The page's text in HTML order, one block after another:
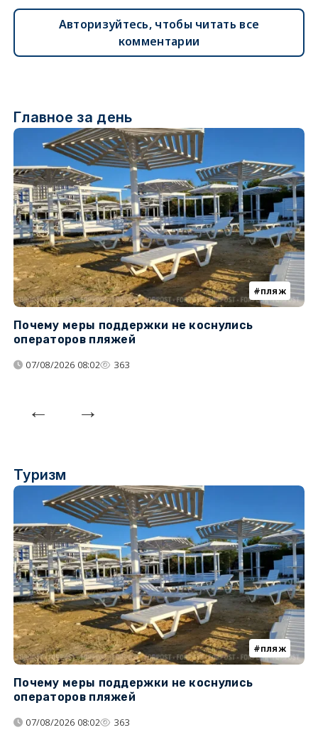
Авторизуйтесь, чтобы читать все
комментарии
Главное за день
пляж
Почему меры поддержки не коснулись
операторов пляжей
07/08/2026 08:02 363
Туризм
пляж
Почему меры поддержки не коснулись
операторов пляжей
07/08/2026 08:02 363